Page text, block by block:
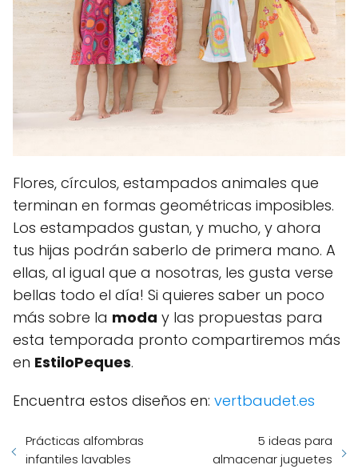
Flores, círculos, estampados animales que
terminan en formas geométricas imposibles.
Los estampados gustan, y mucho, y ahora
tus hijas podrán saberlo de primera mano. A
ellas, al igual que a nosotras, les gusta verse
bellas todo el día! Si quieres saber un poco
más sobre la moda y las propuestas para
esta temporada pronto compartiremos más
en EstiloPeques.
Encuentra estos diseños en: vertbaudet.es
Prácticas alfombras
infantiles lavables
5 ideas para
almacenar juguetes